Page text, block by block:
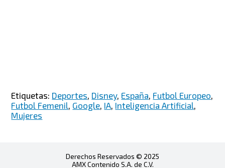
Etiquetas: Deportes, Disney, España, Futbol Europeo,
Futbol Femenil, Google, IA, Inteligencia Artificial,
Mujeres
Derechos Reservados © 2025
AMX Contenido S.A. de C.V.